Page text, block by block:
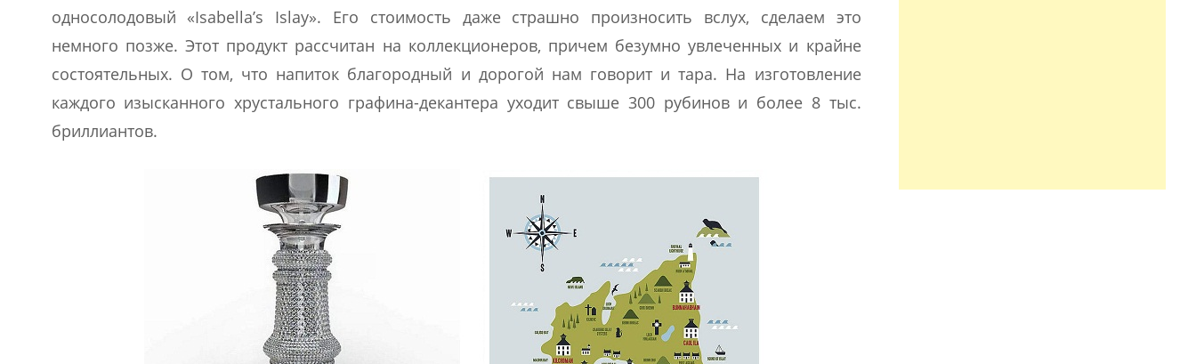
односолодовый «Isabella’s Islay». Его стоимость даже страшно произносить вслух, сделаем это
немного позже. Этот продукт рассчитан на коллекционеров, причем безумно увлеченных и крайне
состоятельных. О том, что напиток благородный и дорогой нам говорит и тара. На изготовление
каждого изысканного хрустального графина-декантера уходит свыше 300 рубинов и более 8 тыс.
бриллиантов.